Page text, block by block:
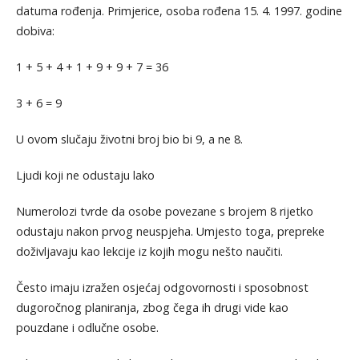
datuma rođenja. Primjerice, osoba rođena 15. 4. 1997. godine
dobiva:
1 + 5 + 4 + 1 + 9 + 9 + 7 = 36
3 + 6 = 9
U ovom slučaju životni broj bio bi 9, a ne 8.
Ljudi koji ne odustaju lako
Numerolozi tvrde da osobe povezane s brojem 8 rijetko
odustaju nakon prvog neuspjeha. Umjesto toga, prepreke
doživljavaju kao lekcije iz kojih mogu nešto naučiti.
Često imaju izražen osjećaj odgovornosti i sposobnost
dugoročnog planiranja, zbog čega ih drugi vide kao
pouzdane i odlučne osobe.